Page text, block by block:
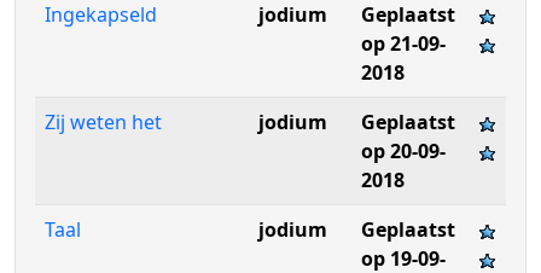
Ingekapseld
jodium
Geplaatst
op 21-09-
2018
Zij weten het
jodium
Geplaatst
op 20-09-
2018
Taal
jodium
Geplaatst
op 19-09-